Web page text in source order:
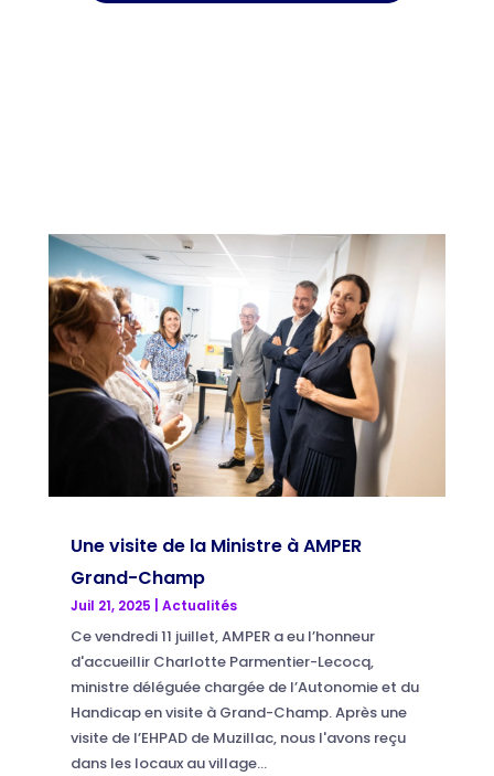
Une visite de la Ministre à AMPER
Grand-Champ
Juil 21, 2025 Actualités
Ce vendredi 11 juillet, AMPER a eu l’honneur
d'accueillir Charlotte Parmentier-Lecocq,
ministre déléguée chargée de l’Autonomie et du
Handicap en visite à Grand-Champ. Après une
visite de l’EHPAD de Muzillac, nous l'avons reçu
dans les locaux au village...